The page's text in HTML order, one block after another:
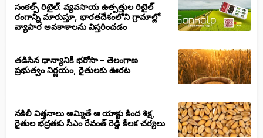
సంకల్ప్ రిటైల్: వ్యవసాయ ఉత్పత్తుల రిటైల్
రంగాన్ని మారుస్తూ, భారతదేశంలోని గ్రామాల్లో
వ్యాపార అవకాశాలను విస్తరించడం
తడిసిన ధాన్యానికీ భరోసా – తెలంగాణ
ప్రభుత్వం నిర్ణయం, రైతులకు ఊరట
నకిలీ విత్తనాలు అమ్మితే ఆ యాక్టు కింద శిక్ష,
రైతుల భద్రతకు సీఎం రేవంత్ రెడ్డి కీలక చర్యలు